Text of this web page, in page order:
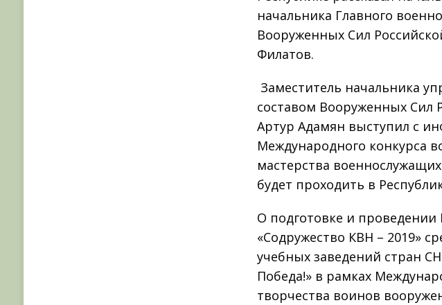
начальника Главного
Вооруженных Сил
Филатов.
Заместитель начальника
составом Вооруженных Сил
Артур Адамян выступил с
Международного конкурса
мастерства
будет проходить в
О подготовке и
«Содружество КВН – 2019»
учебных заведений стран
Победа!» в рамках
творчества воинов